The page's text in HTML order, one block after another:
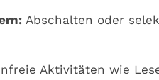
Abschalten oder
Aktivitäten wie